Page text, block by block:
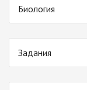
Биология
Задания